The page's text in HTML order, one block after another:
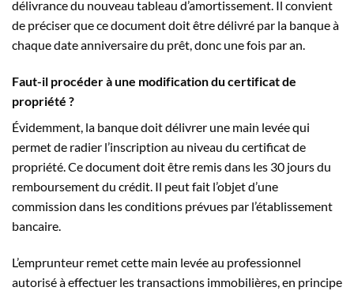
délivrance du nouveau tableau d’amortissement. Il convient
de préciser que ce document doit être délivré par la banque à
chaque date anniversaire du prêt, donc une fois par an.
Faut-il procéder à une modification du certificat de
propriété ?
Évidemment, la banque doit délivrer une main levée qui
permet de radier l’inscription au niveau du certificat de
propriété. Ce document doit être remis dans les 30 jours du
remboursement du crédit. Il peut fait l’objet d’une
commission dans les conditions prévues par l’établissement
bancaire.
L’emprunteur remet cette main levée au professionnel
autorisé à effectuer les transactions immobilières, en principe